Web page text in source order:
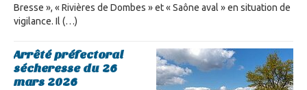
Bresse », « Rivières de Dombes » et « Saône aval » en situation de
vigilance. Il (…)
Arrêté préfectoral
sécheresse du 26
mars 2026